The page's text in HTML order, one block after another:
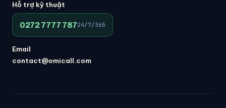
Hỗ trợ kỹ thuật
0272 7777 78724/7/365
Email
contact@omicall.com